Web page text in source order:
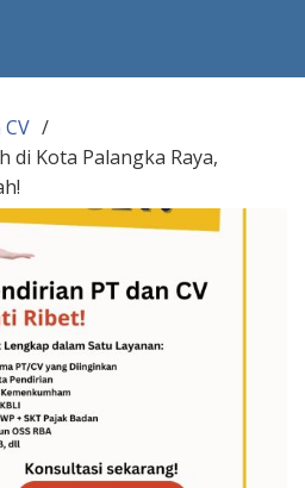
di Kota Palangka Raya,